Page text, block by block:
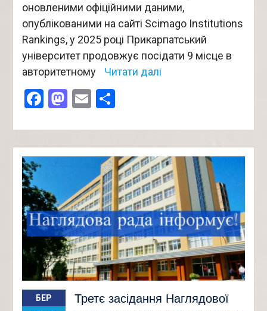
оновленими офіційними даними,
опублікованими на сайті Scimago Institutions
Rankings, у 2025 році Прикарпатський
університет продовжує посідати 9 місце в
авторитетному
Читати далі
Facebook
Mastodon
EmailПоділитися
БЕР
Третє засідання Наглядової